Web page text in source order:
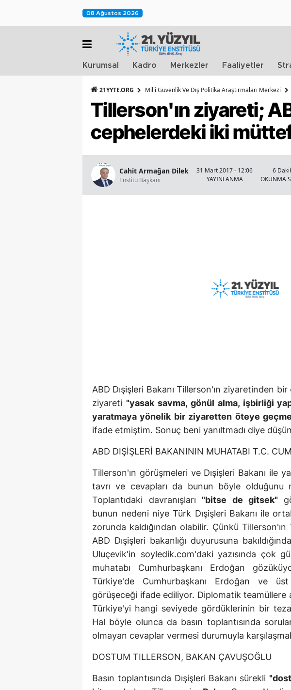
08 Ağustos 2026
Kurumsal Kadro Merkezler Faaliyetler
21YYTE.ORG Milli Güvenlik Ve Dış Politika Araştırmaları Merkezi
Tillerson'ın ziyareti;
cephelerdeki iki
Cahit Armağan Dilek
Enstitü Başkanı
31 Mart 2017 - 12:06
YAYINLANMA
6
OKUNMA
ABD Dışişleri Bakanı Tillerson'ın ziyaretinden bir
ziyareti "yasak savma, gönül alma, işbirliği
yaratmaya yönelik bir ziyaretten öteye
ifade etmiştim. Sonuç beni yanıltmadı diye
ABD DIŞİŞLERİ BAKANININ MUHATABI T.C.
Tillerson'ın görüşmeleri ve Dışişleri Bakanı ile
tavrı ve cevapları da bunun böyle
Toplantıdaki davranışları"bitse de gitsek"
bunun nedeni niye Türk Dışişleri Bakanı ile
zorunda kaldığından olabilir. Çünkü
ABD Dışişleri bakanlığı duyurusuna
Uluçevik'in soyledik.com'daki yazısında çok
muhatabı Cumhurbaşkanı Erdoğan
Türkiye'de Cumhurbaşkanı Erdoğan ve
görüşeceği ifade ediliyor. Diplomatik teamüllere
Türkiye'yi hangi seviyede gördüklerinin bir
Hal böyle olunca da basın toplantısında
olmayan cevaplar vermesi durumuyla
DOSTUM TILLERSON, BAKAN ÇAVUŞOĞLU
Basın toplantısında Dışişleri Bakanı sürekli